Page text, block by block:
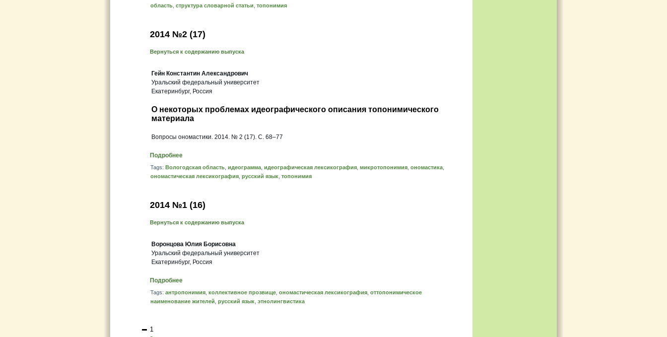
область структура словарной статьи топонимия
2014 №2 (17)
Вернуться к содержанию выпуска
Гейн Константин Александрович
Уральский федеральный университет
Екатеринбург, Россия
О некоторых проблемах идеографического описания топонимического
материала
Вопросы ономастики. 2014. № 2 (17). C. 68–77
Подробнее
Tags: Вологодская область идеограмма идеографическая лексикография микротопонимия ономастика
ономастическая лексикография русский язык топонимия
2014 №1 (16)
Вернуться к содержанию выпуска
Воронцова Юлия Борисовна
Уральский федеральный университет
Екатеринбург, Россия
Подробнее
Tags: антропонимия коллективное прозвище ономастическая лексикография оттопонимическое
наименование жителей русский язык этнолингвистика
1